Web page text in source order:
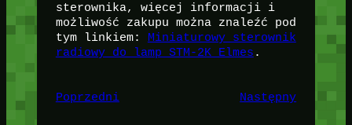
sterownika, więcej informacji i
możliwość zakupu można znaleźć pod
tym linkiem: Miniaturowy sterownik
radiowy do lamp STM-2K Elmes .
Poprzedni Następny